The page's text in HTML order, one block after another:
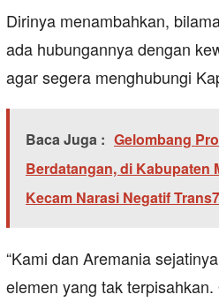
Dirinya menambahkan,
ada hubungannya dengan
agar segera menghubungi
Baca Juga : Gelombang
Berdatangan, di Kabupaten
Kecam Narasi Negatif Trans7
“Kami dan Aremania
elemen yang tak